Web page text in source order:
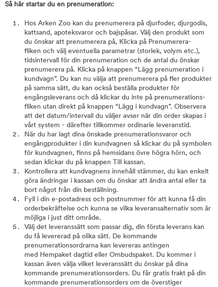
Så här startar du en prenumeration:
Hos Arken Zoo kan du prenumerera på djurfoder, djurgodis,
kattsand, apoteksvaror och bajspåsar. Välj den produkt som
du önskar att prenumerera på, Klicka på Prenumerera-
fliken och välj eventuella parametrar (storlek, volym etc.),
tidsintervall för din prenumeration och de antal du önskar
prenumerera på. Klicka på knappen “Lägg prenumeration i
kundvagn”. Du kan nu välja att prenumerera på fler produkter
på samma sätt, du kan också beställa produkter för
engångsleverans och då klickar du inte på prenumerations-
fliken utan direkt på knappen “Lägg i kundvagn”. Observera
att det datum/intervall du väljer avser när din order skapas i
vårt system - därefter tillkommer ordinarie leveranstid.
När du har lagt dina önskade prenumerationsvaror och
engångprodukter i din kundvagnen så klickar du på symbolen
för kundvagnen, finns på hemsidans övre högra hörn, och
sedan klickar du på knappen Till kassan.
Kontrollera att kundvagnens innehåll stämmer, du kan enkelt
göra ändringar i kassan om du önskar att ändra antal eller ta
bort något från din beställning.
Fyll i din e-postadress och postnummer för att kunna få din
orderbekräftelse och kunna se vilka leveransalternativ som är
möjliga i just ditt område.
Välj det leveranssätt som passar dig, din första leverans kan
du få levererad på olika sätt. De kommande
prenumerationsordrarna kan levereras antingen
med Hempaket dagtid eller Ombudspaket. Du kommer i
kassan även välja vilket leveranssätt du önskar på dina
kommande prenumerationsorders. Du får gratis frakt på din
kommande prenumerationsorders om de överstiger